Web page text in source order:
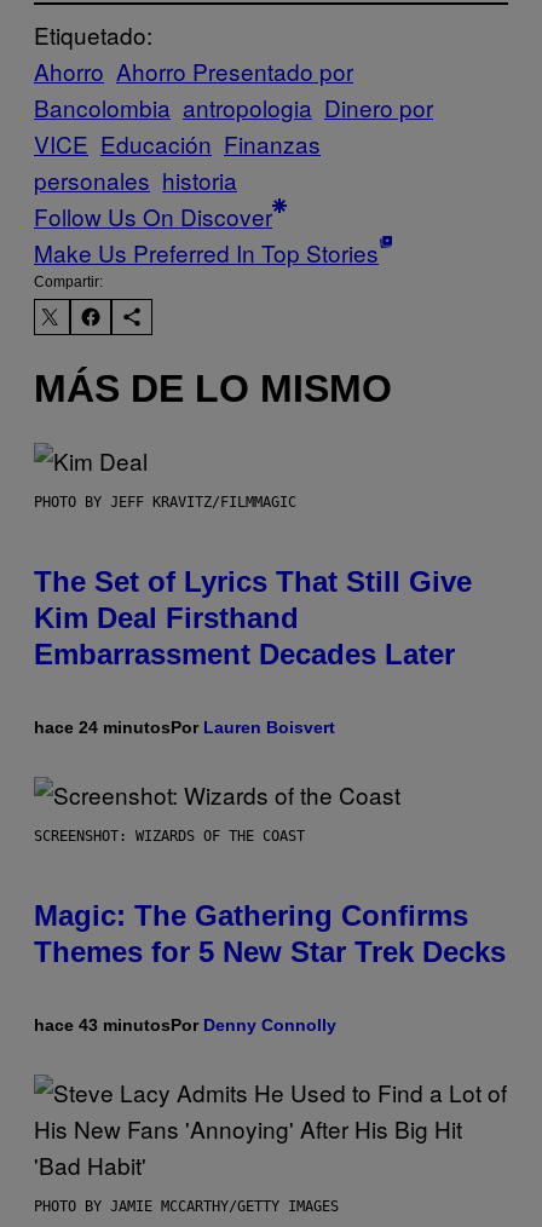
Etiquetado:
Ahorro Ahorro Presentado por
Bancolombia antropologia Dinero por
VICE Educación Finanzas
personales historia
Follow Us On Discover
Make Us Preferred In Top Stories
Compartir:
MÁS DE LO MISMO
PHOTO BY JEFF KRAVITZ/FILMMAGIC
The Set of Lyrics That Still Give
Kim Deal Firsthand
Embarrassment Decades Later
hace 24 minutosPor Lauren Boisvert
SCREENSHOT: WIZARDS OF THE COAST
Magic: The Gathering Confirms
Themes for 5 New Star Trek Decks
hace 43 minutosPor Denny Connolly
PHOTO BY JAMIE MCCARTHY/GETTY IMAGES